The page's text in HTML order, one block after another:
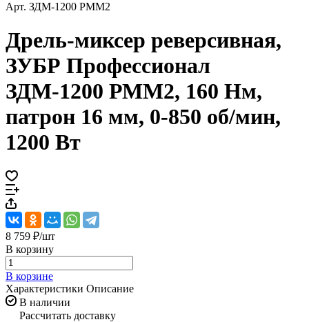
Арт. ЗДМ-1200 РММ2
Дрель-миксер реверсивная,
ЗУБР Профессионал
ЗДМ-1200 РММ2, 160 Нм,
патрон 16 мм, 0-850 об/мин,
1200 Вт
8 759 ₽/шт
В корзину
В корзине
Характеристики Описание
В наличии
Рассчитать доставку